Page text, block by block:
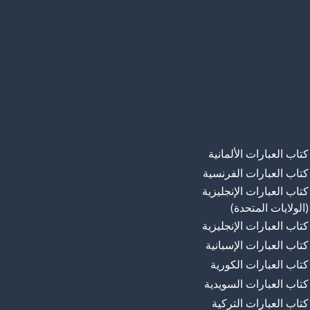
كتاب العبارات الألمانية
كتاب العبارات الفرنسية
كتاب العبارات الإنجليزية
(الولايات المتحدة)
كتاب العبارات الإنجليزية
كتاب العبارات الإسبانية
كتاب العبارات الكورية
كتاب العبارات السويدية
كتاب العبارات التركية